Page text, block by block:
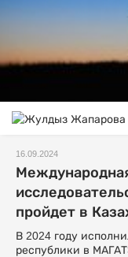
16.09.2024
пройдет в
В 2024 году
республики в